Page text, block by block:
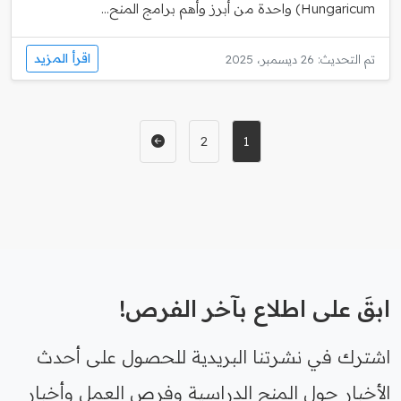
Hungaricum) واحدة من أبرز وأهم برامج المنح...
تم التحديث: 26 ديسمبر، 2025 اقرأ المزيد
1
2
ابقَ على اطلاع بآخر الفرص!
اشترك في نشرتنا البريدية للحصول على أحدث
الأخبار حول المنح الدراسية وفرص العمل وأخبار